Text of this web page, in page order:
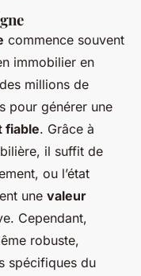
commence souvent
immobilier en
millions de
pour générer une
fiable. Grâce à
il suffit de
ou l’état
une valeur
Cependant,
robuste,
spécifiques du